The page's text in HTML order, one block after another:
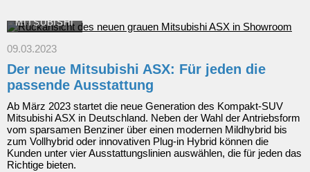
Plug-
in
2024
nach
Europa
MITSUBISHI
09.03.2023
Der neue Mitsubishi ASX: Für jeden die
passende Ausstattung
Ab März 2023 startet die neue Generation des Kompakt-SUV
Mitsubishi ASX in Deutschland. Neben der Wahl der Antriebsform
vom sparsamen Benziner über einen modernen Mildhybrid bis
zum Vollhybrid oder innovativen Plug-in Hybrid können die
Kunden unter vier Ausstattungslinien auswählen, die für jeden das
Richtige bieten.